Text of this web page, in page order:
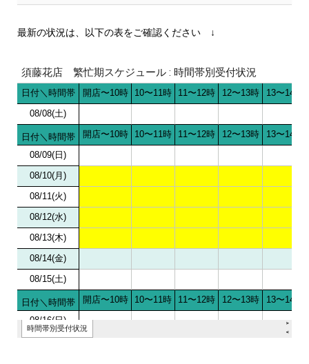
繁忙期スケジュール：時間帯別受付状況